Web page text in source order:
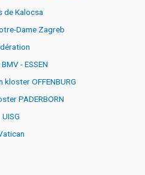
de Kalocsa
Dame Zagreb
- ESSEN
kloster OFFENBURG
PADERBORN
UISG